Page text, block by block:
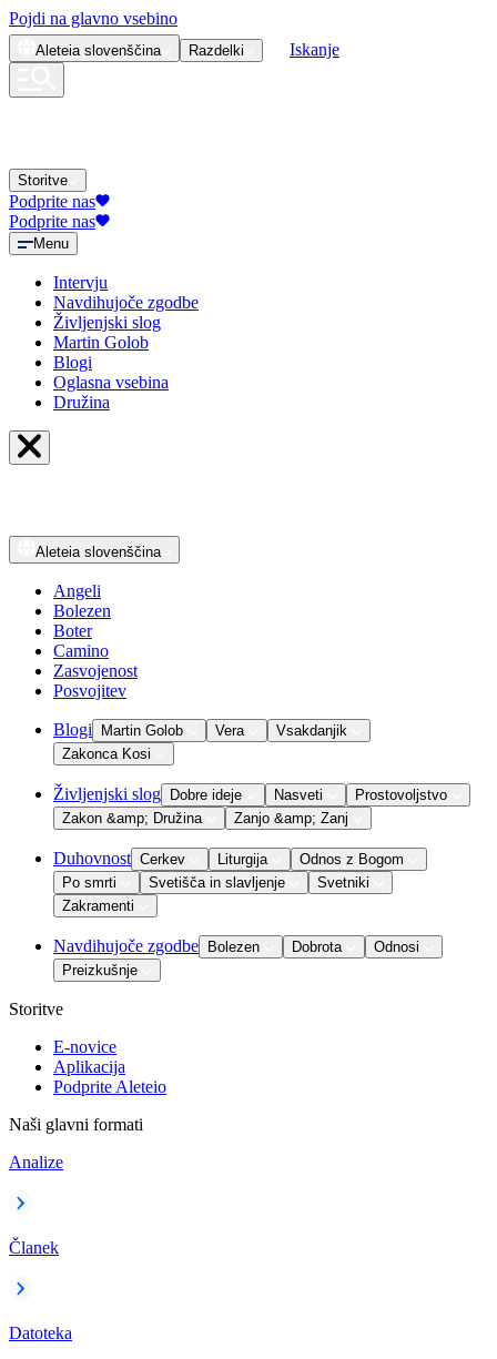
Pojdi na glavno vsebino
Aleteia slovenščina Razdelki Iskanje
Storitve
Podprite nas
Podprite nas
Menu
Intervju
Navdihujoče zgodbe
Življenjski slog
Martin Golob
Blogi
Oglasna vsebina
Družina
Aleteia slovenščina
Angeli
Bolezen
Boter
Camino
Zasvojenost
Posvojitev
Blogi Martin Golob Vera
Vsakdanjik
Zakonca Kosi
Življenjski slog Dobre ideje Nasveti
Prostovoljstvo
Zakon &amp; Družina
Zanjo &amp; Zanj
Duhovnost Cerkev Liturgija
Odnos z Bogom
Po smrti
Svetišča in slavljenje
Svetniki
Zakramenti
Navdihujoče zgodbe Bolezen Dobrota
Odnosi
Preizkušnje
Storitve
E-novice
Aplikacija
Podprite Aleteio
Naši glavni formati
Analize
Članek
Datoteka